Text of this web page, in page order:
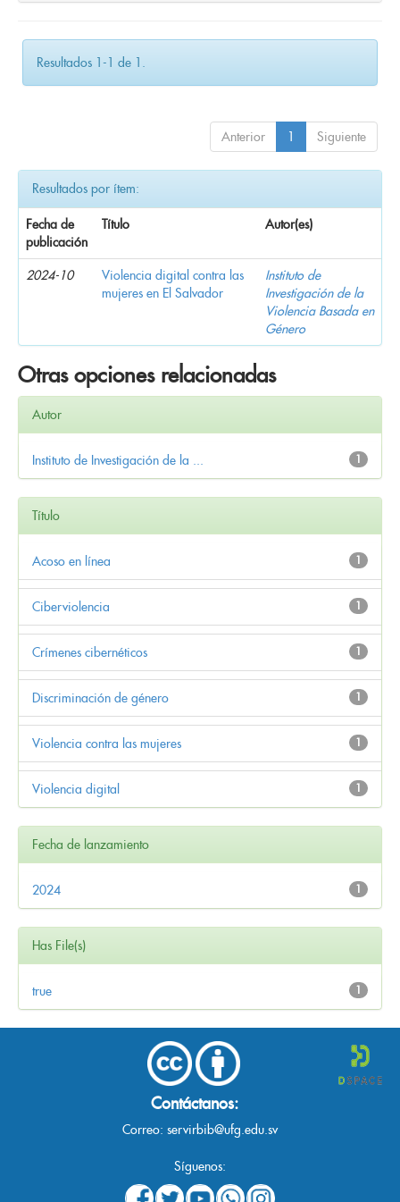
Resultados 1-1 de 1.
Anterior 1 Siguiente
Resultados por ítem:
Fecha de
publicación
Título Autor(es)
2024-10
Violencia digital contra las
mujeres en El Salvador
Instituto de
Investigación de la
Violencia Basada en
Género
Otras opciones relacionadas
Autor
1
Instituto de Investigación de la ...
Título
1
Acoso en línea
1
Ciberviolencia
1
Crímenes cibernéticos
1
Discriminación de género
1
Violencia contra las mujeres
1
Violencia digital
Fecha de lanzamiento
1
2024
Has File(s)
1
true
Contáctanos:
Correo: servirbib@ufg.edu.sv
Síguenos: